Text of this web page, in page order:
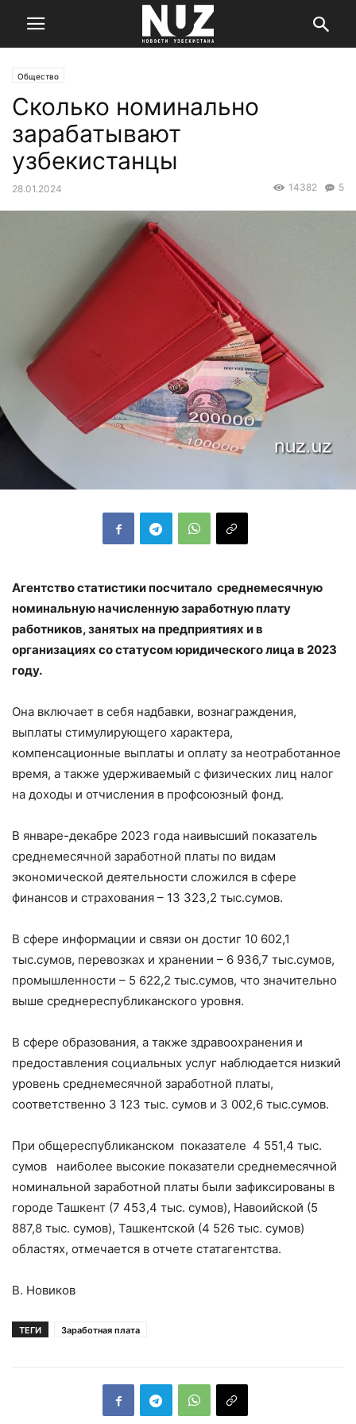
Общество
Сколько номинально
зарабатывают
узбекистанцы
28.01.2024 5
14382
Агентство статистики посчитало среднемесячную
номинальную начисленную заработную плату
работников, занятых на предприятиях и в
организациях со статусом юридического лица в 2023
году.
Она включает в себя надбавки, вознаграждения,
выплаты стимулирующего характера,
компенсационные выплаты и оплату за неотработанное
время, а также удерживаемый с физических лиц налог
на доходы и отчисления в профсоюзный фонд.
В январе-декабре 2023 года наивысший показатель
среднемесячной заработной платы по видам
экономической деятельности сложился в сфере
финансов и страхования – 13 323,2 тыс.cумов.
В сфере информации и связи он достиг 10 602,1
тыс.cумов, перевозках и хранении – 6 936,7 тыс.cумов,
промышленности – 5 622,2 тыс.cумов, что значительно
выше среднереспубликанского уровня.
В сфере образования, а также здравоохранения и
предоставления социальных услуг наблюдается низкий
уровень среднемесячной заработной платы,
соответственно 3 123 тыс. cумов и 3 002,6 тыс.cумов.
При общереспубликанском показателе 4 551,4 тыс.
сумов наиболее высокие показатели среднемесячной
номинальной заработной платы были зафиксированы в
городе Ташкент (7 453,4 тыс. сумов), Навоийской (5
887,8 тыс. сумов), Ташкентской (4 526 тыс. сумов)
областях, отмечается в отчете статагентства.
В. Новиков
ТЕГИ Заработная плата